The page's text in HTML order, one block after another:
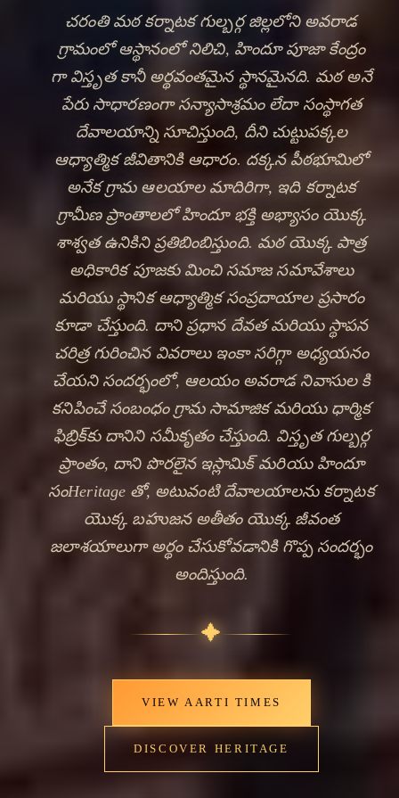
🔍
Every wick lit, every offering made at చరంతి మఠ
ಚರಂತಿ ಮಠ, joins a river of devotion that flows
through every heart that has ever sought refuge
in హిందూ భక్తి.
✦
VIEW AARTI TIMES
DISCOVER HERITAGE